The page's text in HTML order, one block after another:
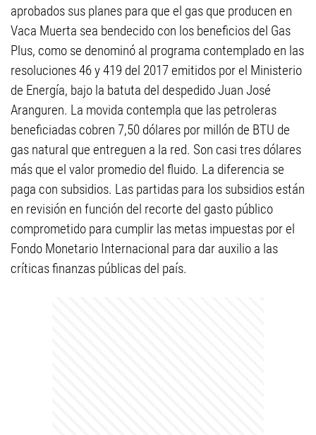
aprobados sus planes para que el gas que producen en
Vaca Muerta sea bendecido con los beneficios del Gas
Plus, como se denominó al programa contemplado en las
resoluciones 46 y 419 del 2017 emitidos por el Ministerio
de Energía, bajo la batuta del despedido Juan José
Aranguren. La movida contempla que las petroleras
beneficiadas cobren 7,50 dólares por millón de BTU de
gas natural que entreguen a la red. Son casi tres dólares
más que el valor promedio del fluido. La diferencia se
paga con subsidios. Las partidas para los subsidios están
en revisión en función del recorte del gasto público
comprometido para cumplir las metas impuestas por el
Fondo Monetario Internacional para dar auxilio a las
críticas finanzas públicas del país.